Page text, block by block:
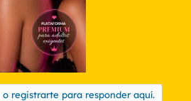
registrarte para responder aquí.